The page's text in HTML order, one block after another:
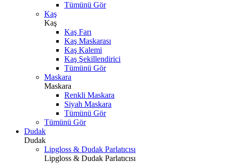
Tümünü Gör
Kaş
Kaş
Kaş Farı
Kaş Maskarası
Kaş Kalemi
Kaş Şekillendirici
Tümünü Gör
Maskara
Maskara
Renkli Maskara
Siyah Maskara
Tümünü Gör
Tümünü Gör
Dudak
Dudak
Lipgloss & Dudak Parlatıcısı
Lipgloss & Dudak Parlatıcısı